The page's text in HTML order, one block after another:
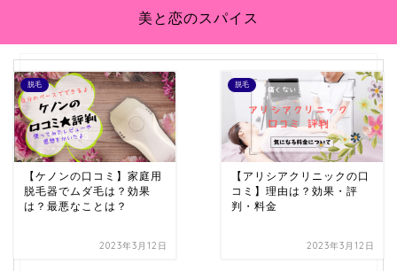
美と恋のスパイス
脱毛
【ケノンの口コミ】家庭用
脱毛器でムダ毛は？効果
は？最悪なことは？
2023年3月12日
脱毛
【アリシアクリニックの口
コミ】理由は？効果・評
判・料金
2023年3月12日